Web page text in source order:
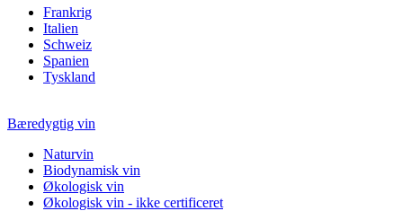
Frankrig
Italien
Schweiz
Spanien
Tyskland
Bæredygtig vin
Naturvin
Biodynamisk vin
Økologisk vin
Økologisk vin - ikke certificeret